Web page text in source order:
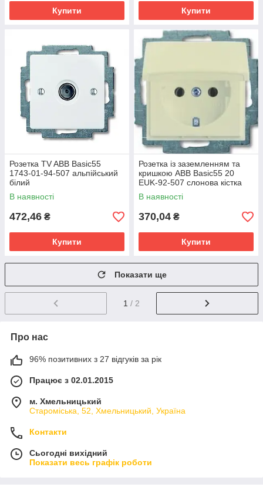
Купити Купити
Розетка TV ABB Basic55
1743-01-94-507 альпійський
білий
В наявності
472,46 ₴
Купити
Розетка із заземленням та
кришкою ABB Basic55 20
EUK-92-507 слонова кістка
В наявності
370,04 ₴
Купити
Показати ще
1 / 2
Про нас
96% позитивних з 27 відгуків за рік
Працює з 02.01.2015
м. Хмельницький
Староміська, 52, Хмельницький, Україна
Контакти
Сьогодні вихідний
Показати весь графік роботи